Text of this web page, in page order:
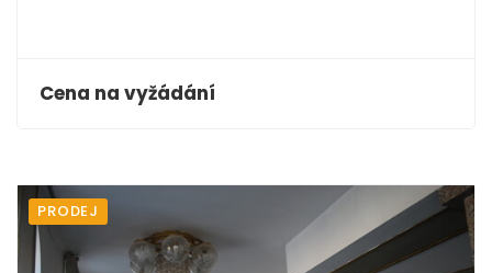
Cena na vyžádání
PRODEJ